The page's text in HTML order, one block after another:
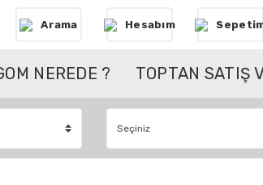
Arama Hesabım
NEREDE ? TOPTAN SATIŞ